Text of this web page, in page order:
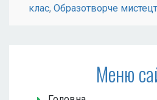
клас, Образотворче
Меню